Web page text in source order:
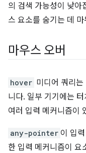
의 검색 가능성이 낮아
스 요소를 숨기는 데
마우스 오버
hover 미디어 쿼리는
니다. 일부 기기에는
여러 입력 메커니즘이
any-pointer 이 입
한 입력 메커니즘이 요